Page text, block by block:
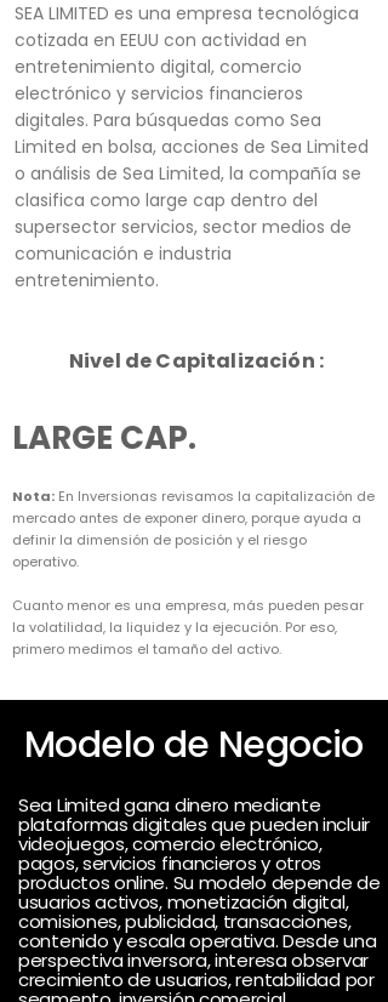
SEA LIMITED es una empresa tecnológica
cotizada en EEUU con actividad en
entretenimiento digital, comercio
electrónico y servicios financieros
digitales. Para búsquedas como Sea
Limited en bolsa, acciones de Sea Limited
o análisis de Sea Limited, la compañía se
clasifica como large cap dentro del
supersector servicios, sector medios de
comunicación e industria
entretenimiento.
Nivel de Capitalización :
LARGE CAP.
Nota: En Inversionas revisamos la capitalización de
mercado antes de exponer dinero, porque ayuda a
definir la dimensión de posición y el riesgo
operativo.
Cuanto menor es una empresa, más pueden pesar
la volatilidad, la liquidez y la ejecución. Por eso,
primero medimos el tamaño del activo.
Modelo de Negocio
Sea Limited gana dinero mediante
plataformas digitales que pueden incluir
videojuegos, comercio electrónico,
pagos, servicios financieros y otros
productos online. Su modelo depende de
usuarios activos, monetización digital,
comisiones, publicidad, transacciones,
contenido y escala operativa. Desde una
perspectiva inversora, interesa observar
crecimiento de usuarios, rentabilidad por